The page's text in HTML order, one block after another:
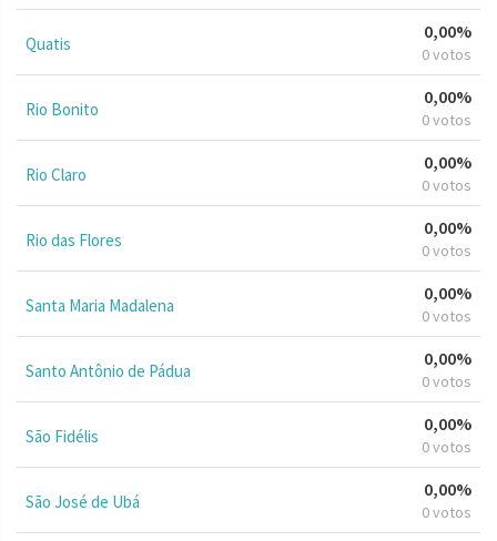
Quatis
0,00%
0 votos
Rio Bonito
0,00%
0 votos
Rio Claro
0,00%
0 votos
Rio das Flores
0,00%
0 votos
Santa Maria Madalena
0,00%
0 votos
Santo Antônio de Pádua
0,00%
0 votos
São Fidélis
0,00%
0 votos
São José de Ubá
0,00%
0 votos